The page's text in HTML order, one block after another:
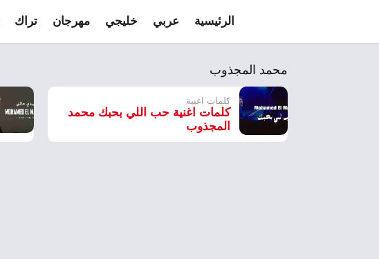
الرئيسية عربي خليجي مهرجان تراك
محمد المجذوب
كلمات اغنية
كلمات اغنية حب اللي بحبك محمد
المجذوب